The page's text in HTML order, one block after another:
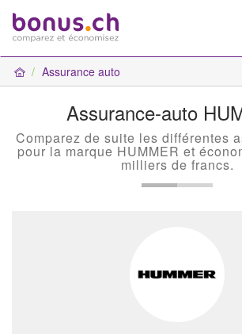
Assurance auto
Assurance-auto
Comparez de suite les différentes
pour la marque HUMMER et
milliers de francs.